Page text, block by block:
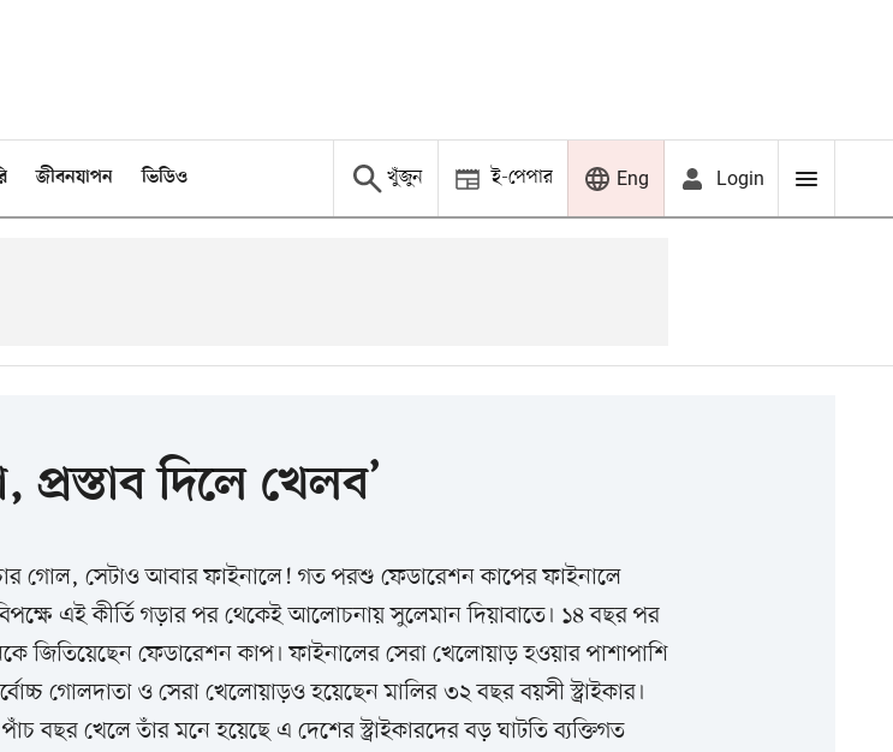
জীবনযাপন ভিডিও খুঁজুন ই-পেপার Eng Login
দিলে খেলব’
গোল, সেটাও আবার ফাইনালে! গত পরশু ফেডারেশন কাপের ফাইনালে
এই কীর্তি গড়ার পর থেকেই আলোচনায় সুলেমান দিয়াবাতে। ১৪ বছর পর
জিতিয়েছেন ফেডারেশন কাপ। ফাইনালের সেরা খেলোয়াড় হওয়ার পাশাপাশি
গোলদাতা ও সেরা খেলোয়াড়ও হয়েছেন মালির ৩২ বছর বয়সী স্ট্রাইকার।
বছর খেলে তাঁর মনে হয়েছে এ দেশের স্ট্রাইকারদের বড় ঘাটতি ব্যক্তিগত